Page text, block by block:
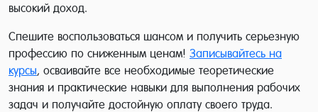
высокий доход.
Спешите воспользоваться шансом и получить серьезную
профессию по сниженным ценам! Записывайтесь на
курсы, осваивайте все необходимые теоретические
знания и практические навыки для выполнения рабочих
задач и получайте достойную оплату своего труда.